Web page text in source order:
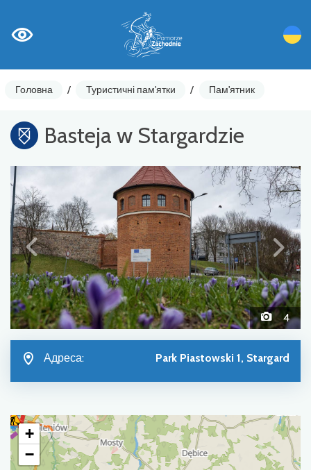
Головна / Туристичні пам'ятки / Пам'ятник
Basteja w Stargardzie
4
Адреса: Park Piastowski 1, Stargard
+
−